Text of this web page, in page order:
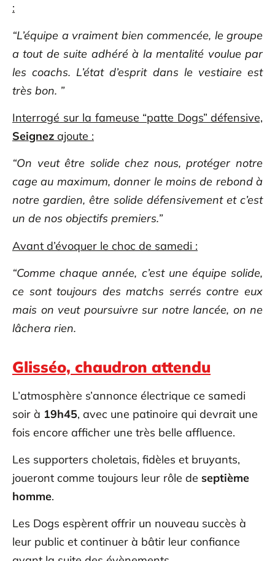
:
“L’équipe a vraiment bien commencée, le groupe
a tout de suite adhéré à la mentalité voulue par
les coachs. L’état d’esprit dans le vestiaire est
très bon. ”
Interrogé sur la fameuse “patte Dogs” défensive,
Seignez ajoute :
“On veut être solide chez nous, protéger notre
cage au maximum, donner le moins de rebond à
notre gardien, être solide défensivement et c’est
un de nos objectifs premiers.”
Avant d’évoquer le choc de samedi :
“Comme chaque année, c’est une équipe solide,
ce sont toujours des matchs serrés contre eux
mais on veut poursuivre sur notre lancée, on ne
lâchera rien.
Glisséo, chaudron attendu
L’atmosphère s’annonce électrique ce samedi
soir à 19h45, avec une patinoire qui devrait une
fois encore afficher une très belle affluence.
Les supporters choletais, fidèles et bruyants,
joueront comme toujours leur rôle de septième
homme.
Les Dogs espèrent offrir un nouveau succès à
leur public et continuer à bâtir leur confiance